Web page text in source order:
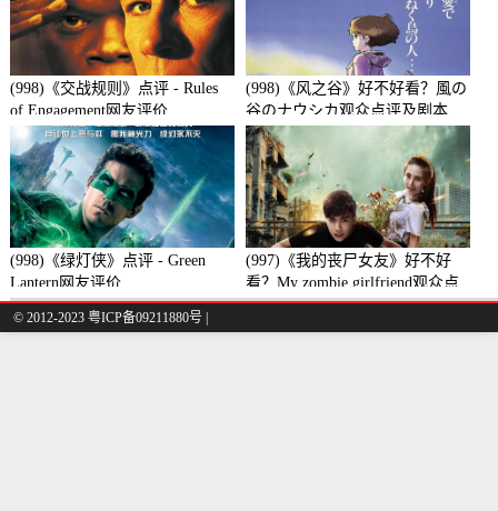
(998)《交战规则》点评 - Rules
of Engagement网友评价
(998)《风之谷》好不好看？風の
谷のナウシカ观众点评及剧本
(998)《绿灯侠》点评 - Green
Lantern网友评价
(997)《我的丧尸女友》好不好
看？My zombie girlfriend观众点
评及剧本
© 2012-2023 粤ICP备09211880号 |